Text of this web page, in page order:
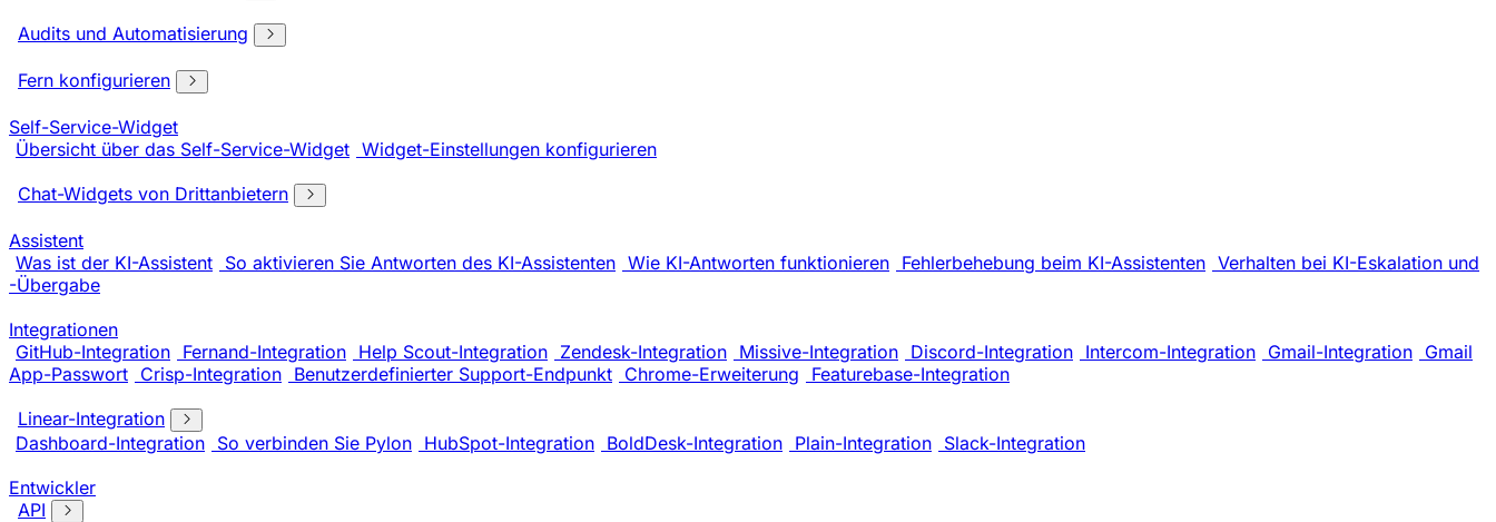
Audits und Automatisierung
Fern konfigurieren
Self-Service-Widget
Übersicht über das Self-Service-Widget Widget-Einstellungen konfigurieren
Chat-Widgets von Drittanbietern
Assistent
Was ist der KI-Assistent So aktivieren Sie Antworten des KI-Assistenten Wie KI-Antworten funktionieren Fehlerbehebung beim KI-Assistenten Verhalten bei KI-Eskalation und
-Übergabe
Integrationen
GitHub-Integration Fernand-Integration Help Scout-Integration Zendesk-Integration Missive-Integration Discord-Integration Intercom-Integration Gmail-Integration Gmail
App-Passwort Crisp-Integration Benutzerdefinierter Support-Endpunkt Chrome-Erweiterung
Featurebase-Integration
Linear-Integration
Dashboard-Integration So verbinden Sie Pylon HubSpot-Integration BoldDesk-Integration Plain-Integration Slack-Integration
Entwickler
API